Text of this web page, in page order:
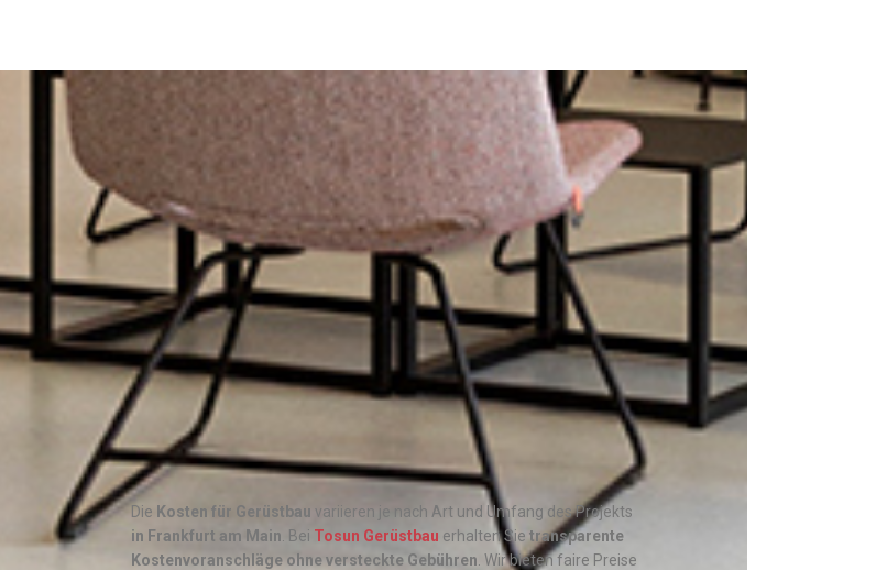
Die Kosten für Gerüstbau variieren je nach Art und Umfang des Projekts
in Frankfurt am Main . Bei Tosun Gerüstbau erhalten Sie transparente
Kostenvoranschläge ohne versteckte Gebühren . Wir bieten faire Preise